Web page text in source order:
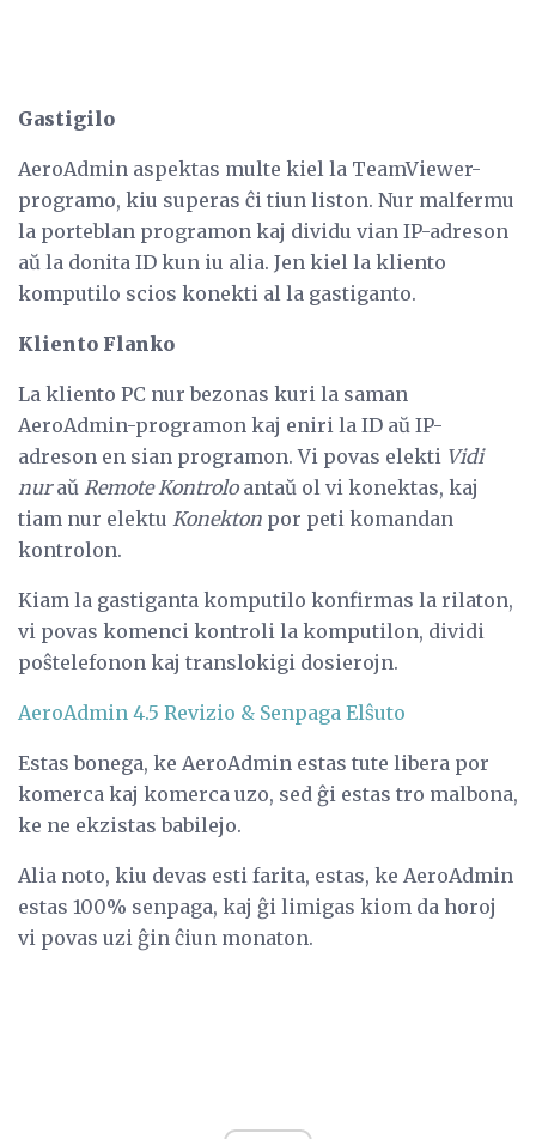
Gastigilo
AeroAdmin aspektas multe kiel la TeamViewer-
programo, kiu superas ĉi tiun liston. Nur malfermu
la porteblan programon kaj dividu vian IP-adreson
aŭ la donita ID kun iu alia. Jen kiel la kliento
komputilo scios konekti al la gastiganto.
Kliento Flanko
La kliento PC nur bezonas kuri la saman
AeroAdmin-programon kaj eniri la ID aŭ IP-
adreson en sian programon. Vi povas elekti Vidi
nuraŭ Remote Kontroloantaŭ ol vi konektas, kaj
tiam nur elektu Konekton por peti komandan
kontrolon.
Kiam la gastiganta komputilo konfirmas la rilaton,
vi povas komenci kontroli la komputilon, dividi
poŝtelefonon kaj translokigi dosierojn.
AeroAdmin 4.5 Revizio & Senpaga Elŝuto
Estas bonega, ke AeroAdmin estas tute libera por
komerca kaj komerca uzo, sed ĝi estas tro malbona,
ke ne ekzistas babilejo.
Alia noto, kiu devas esti farita, estas, ke AeroAdmin
estas 100% senpaga, kaj ĝi limigas kiom da horoj
vi povas uzi ĝin ĉiun monaton.